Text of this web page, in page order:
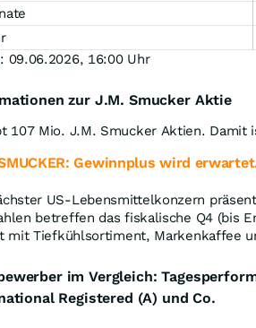
09.06.2026, 16:00 Uhr
zur J.M. Smucker Aktie
107 Mio. J.M. Smucker Aktien. Damit
Gewinnplus wird
US-Lebensmittelkonzern
betreffen das fiskalische Q4 (bis
mit Tiefkühlsortiment, Markenkaffee
im Vergleich:
Registered (A) und Co.